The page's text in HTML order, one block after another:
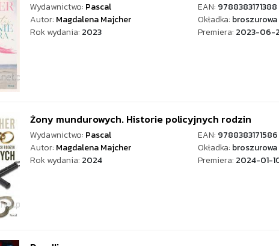
Wydawnictwo: Pascal EAN: 9788383171388
Autor: Magdalena Majcher Okładka: broszurowa
Rok wydania: 2023 Premiera: 2023-06-
Żony mundurowych. Historie policyjnych rodzin
Wydawnictwo: Pascal EAN: 9788383171586
Autor: Magdalena Majcher Okładka: broszurowa
Rok wydania: 2024 Premiera: 2024-01-